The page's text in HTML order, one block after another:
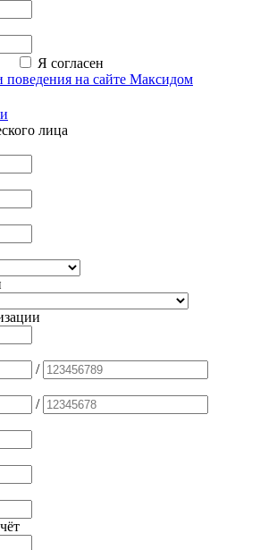
Я согласен
поведения на сайте Максидом
лица
/
/